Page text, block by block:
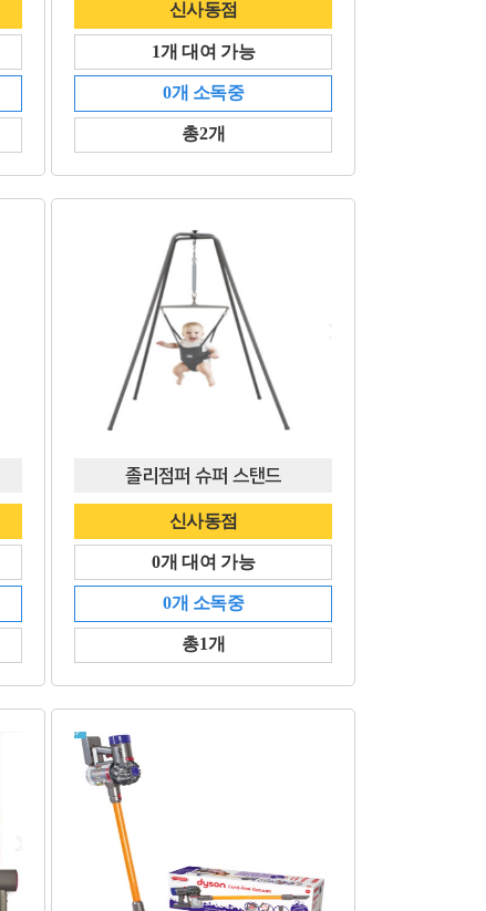
신사동점
1개 대여 가능
0개 소독중
총2개
졸리점퍼 슈퍼 스탠드
신사동점
0개 대여 가능
0개 소독중
총1개